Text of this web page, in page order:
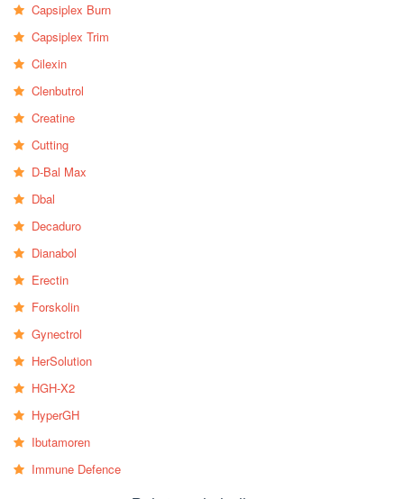
Capsiplex Burn
Capsiplex Trim
Cilexin
Clenbutrol
Creatine
Cutting
D-Bal Max
Dbal
Decaduro
Dianabol
Erectin
Forskolin
Gynectrol
HerSolution
HGH-X2
HyperGH
Ibutamoren
Immune Defence